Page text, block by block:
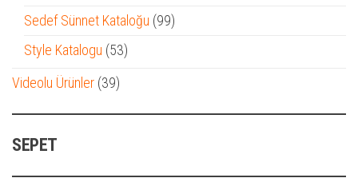
ürün
Sedef Sünnet Kataloğu 9999
Style Katalogu 5353
Videolu Ürünler 3939
SEPET